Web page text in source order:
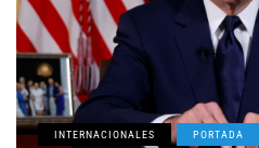
INTERNACIONALES PORTADA